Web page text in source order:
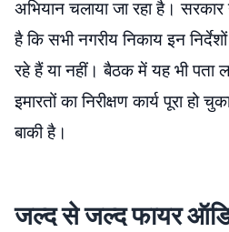
अभियान चलाया जा रहा है।
है कि सभी नगरीय निकाय इन
रहे हैं या नहीं। बैठक में यह भी पता
इमारतों का निरीक्षण कार्य पूरा हो
बाकी है।
जल्द से जल्द फायर